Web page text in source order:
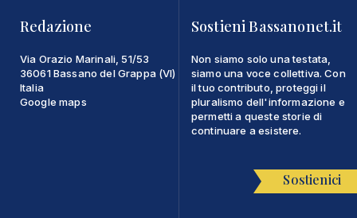
Redazione
Via Orazio Marinali, 51/53
36061 Bassano del Grappa (VI)
Italia
Google maps
Sostieni Bassanonet.it
Non siamo solo una testata,
siamo una voce collettiva. Con
il tuo contributo, proteggi il
pluralismo dell'informazione e
permetti a queste storie di
continuare a esistere.
Sostienici